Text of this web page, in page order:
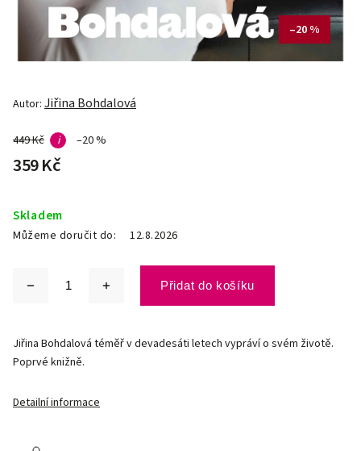
–20 %
Autor: Jiřina Bohdalová
449 Kč i –20 %
359 Kč
Skladem
Můžeme doručit do: 12.8.2026
Přidat do košíku
Jiřina Bohdalová téměř v devadesáti letech vypráví o svém životě.
Poprvé knižně.
Detailní informace